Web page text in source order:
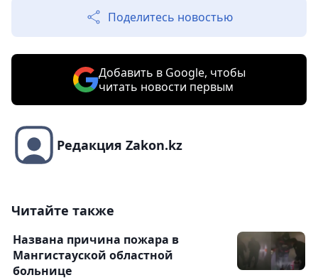
Поделитесь новостью
Добавить в Google, чтобы
читать новости первым
Редакция Zakon.kz
Читайте также
Названа причина пожара в
Мангистауской областной
больнице